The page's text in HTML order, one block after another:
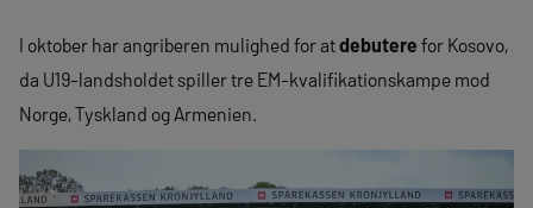
I oktober har angriberen mulighed for atdebutere for Kosovo,
da U19-landsholdet spiller tre EM-kvalifikationskampe mod
Norge, Tyskland og Armenien.